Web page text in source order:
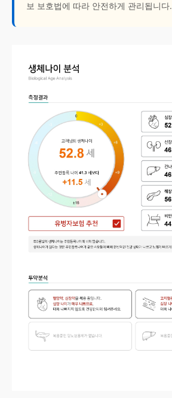
보 보호법에 따라 안전하게 관리됩니다.